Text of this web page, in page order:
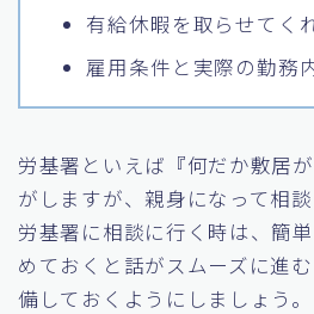
有給休暇を取らせてく
雇用条件と実際の勤務
労基署といえば『何だか敷居
がしますが、親身になって相談
労基署に相談に行く時は、簡
めておくと話がスムーズに進
備しておくようにしましょう。